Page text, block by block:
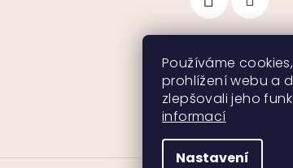
Používáme
prohlížení webu a
zlepšovali jeho
informací
Nastavení